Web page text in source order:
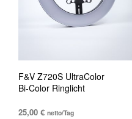
F&V Z720S UltraColor
Bi-Color Ringlicht
25,00 € netto/Tag